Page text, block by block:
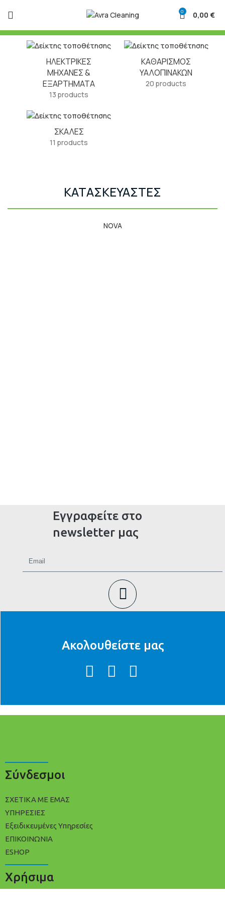
0 0,00 €
ΗΛΕΚΤΡΙΚΈΣ
ΜΗΧΑΝΈΣ &
ΕΞΑΡΤΉΜΑΤΑ
13 products
ΚΑΘΑΡΙΣΜΌΣ
ΥΑΛΟΠΙΝΆΚΩΝ
20 products
ΣΚΆΛΕΣ
11 products
ΚΑΤΑΣΚΕΥΑΣΤΕΣ
NOVA
Εγγραφείτε στο
newsletter μας
Ακολουθείστε μας
Σύνδεσμοι
ΣΧΕΤΙΚΑ ΜΕ ΕΜΑΣ
ΥΠΗΡΕΣΙΕΣ
Εξειδικευμένες Υπηρεσίες
ΕΠΙΚΟΙΝΩΝΙΑ
ESHOP
Χρήσιμα